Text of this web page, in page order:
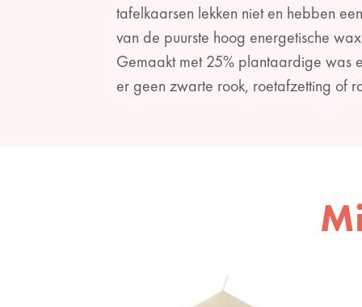
tafelkaarsen lekken niet en hebben
van de puurste hoog energetische
Gemaakt met 25% plantaardige was
er geen zwarte rook, roetafzetting of